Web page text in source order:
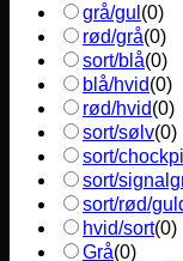
grå/gul (0)
rød/grå(0)
sort/blå(0)
blå/hvid(0)
rød/hvid(0)
sort/sølv(0)
sort/
sort/
sort/rød/
hvid/sort(0)
Grå(0)